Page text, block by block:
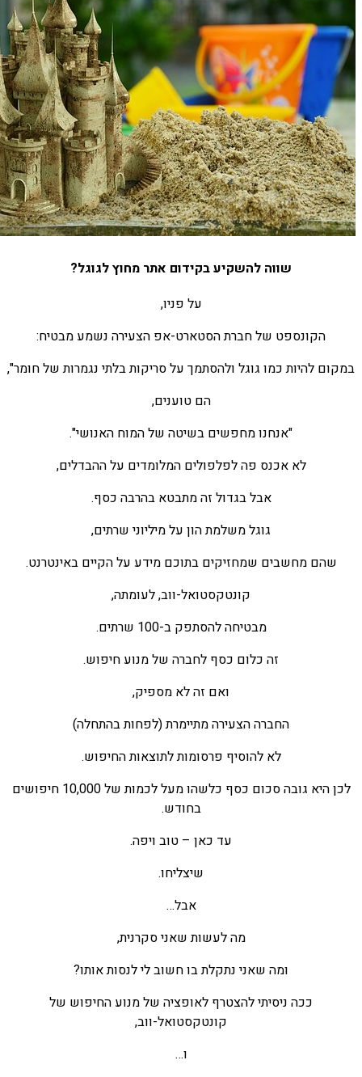
שווה להשקיע בקידום אתר מחוץ לגוגל?
על פניו,
הקונספט של חברת הסטארט-אפ הצעירה נשמע מבטיח:
במקום להיות כמו גוגל ולהסתמך על סריקות בלתי נגמרות של חומר",
הם טוענים,
"אנחנו מחפשים בשיטה של המוח האנושי".
לא אכנס פה לפלפולים המלומדים על ההבדלים,
אבל בגדול זה מתבטא בהרבה כסף.
גוגל משלמת הון על מיליוני שרתים,
שהם מחשבים שמחזיקים בתוכם מידע על הקיים באינטרנט.
קונטקסטואל-ווב, לעומתה,
מבטיחה להסתפק ב-100 שרתים.
זה כלום כסף לחברה של מנוע חיפוש.
ואם זה לא מספיק,
החברה הצעירה מתיימרת (לפחות בהתחלה)
לא להוסיף פרסומות לתוצאות החיפוש.
לכן היא גובה סכום כסף כלשהו מעל לכמות של 10,000 חיפושים
בחודש.
עד כאן – טוב ויפה.
שיצליחו.
אבל…
מה לעשות שאני סקרנית,
ומה שאני נתקלת בו חשוב לי לנסות אותו?
ככה ניסיתי להצטרף לאופציה של מנוע החיפוש של
קונטקסטואל-ווב,
ו…